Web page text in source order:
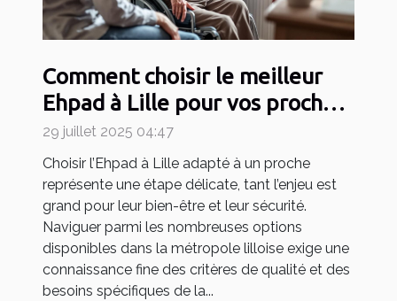
Comment choisir le meilleur
Ehpad à Lille pour vos proches
?
29 juillet 2025 04:47
Choisir l’Ehpad à Lille adapté à un proche
représente une étape délicate, tant l’enjeu est
grand pour leur bien-être et leur sécurité.
Naviguer parmi les nombreuses options
disponibles dans la métropole lilloise exige une
connaissance fine des critères de qualité et des
besoins spécifiques de la...